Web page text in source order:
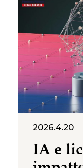
misura
lavorativa
2026.4.20
IA e